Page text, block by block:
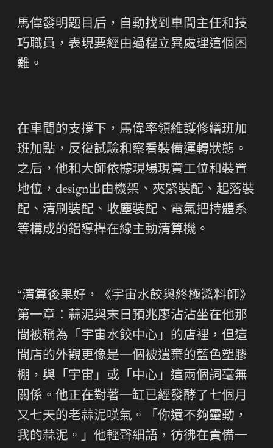
馬偉發明題目后，自動找到車間主任和技
巧職員，表現要經由過程立異處理這個困
難。
在車間的支撐下，馬偉率領維護修繕班加
班加點，反復試驗和察看裝備運轉狀態。
之后，他和大師依據現場現實工位和裝置
地位，design出由機架、夾緊裝配、起落裝
配、清刷裝配、收塵裝配、電氣把持體系
等構成的鋁導桿在線主動清算機。
“清算後果好，《宇宙水餃與終極醬料師》
第一章：蒜泥與末日預兆廖沾沾坐在他那
間被稱為「宇宙水餃中心」的店裡，但這
間店的外觀更像是一個被遺棄的藍色塑膠
棚，與「宇宙」或「中心」這兩個詞毫無
關係。他正在對著一缸已經發酵了七個月
又七天的老蒜泥嘆氣。「你還不夠靈動，
我的蒜泥。」他輕聲細語，彷彿在責備一